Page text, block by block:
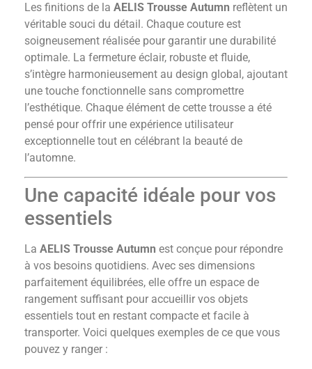
Les finitions de la AELIS Trousse Autumn reflètent un
véritable souci du détail. Chaque couture est
soigneusement réalisée pour garantir une durabilité
optimale. La fermeture éclair, robuste et fluide,
s’intègre harmonieusement au design global, ajoutant
une touche fonctionnelle sans compromettre
l’esthétique. Chaque élément de cette trousse a été
pensé pour offrir une expérience utilisateur
exceptionnelle tout en célébrant la beauté de
l’automne.
Une capacité idéale pour vos
essentiels
La AELIS Trousse Autumn est conçue pour répondre
à vos besoins quotidiens. Avec ses dimensions
parfaitement équilibrées, elle offre un espace de
rangement suffisant pour accueillir vos objets
essentiels tout en restant compacte et facile à
transporter. Voici quelques exemples de ce que vous
pouvez y ranger :